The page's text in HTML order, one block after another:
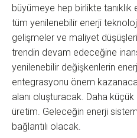
büyümeye hep birlikte
tüm yenilenebilir enerji
gelişmeler ve maliyet
trendin devam edeceğine
yenilenebilir değişkenlerin
entegrasyonu önem
alanı oluşturacak. Daha
üretim. Geleceğin enerji
bağlantılı olacak.